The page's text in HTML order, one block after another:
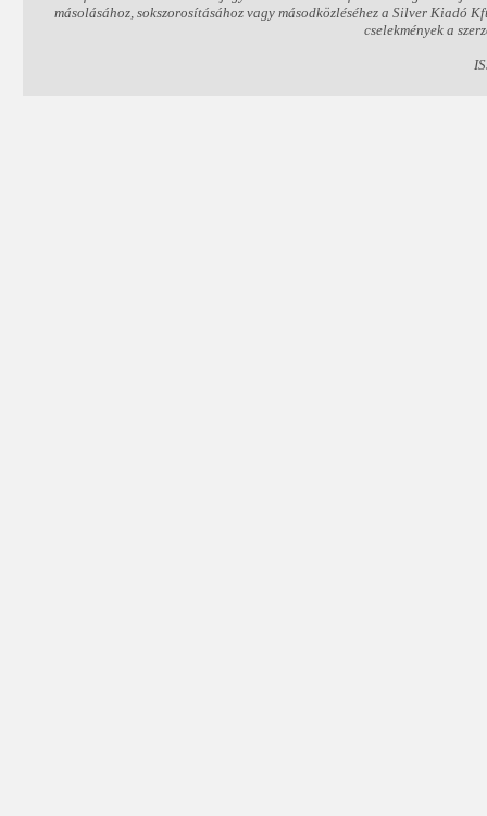
másolásához, sokszorosításához vagy másodközléséhez a Silver Kiadó
cselekmények a